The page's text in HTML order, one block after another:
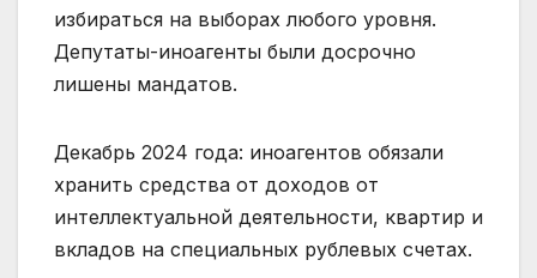
избираться на выборах любого уровня.
Депутаты-иноагенты были досрочно
лишены мандатов.
Декабрь 2024 года: иноагентов обязали
хранить средства от доходов от
интеллектуальной деятельности, квартир и
вкладов на специальных рублевых счетах.